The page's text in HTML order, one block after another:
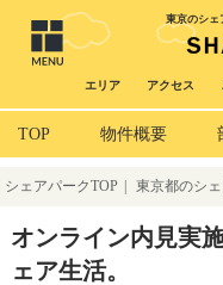
東京のシェ
エリア アクセス
TOP 物件概要
シェアパークTOP 東京都のシ
ェア
オンライン内見実
ェア生活。